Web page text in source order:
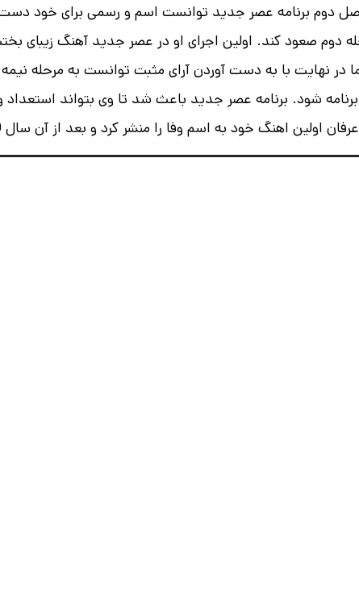
دوم برنامه عصر جدید توانست اسم و رسمی برای خود دست
دوم صعود کند. اولین اجرای او در عصر جدید آهنگ زیبای
در نهایت با به دست آوردن آرای مثبت توانست به مرحله نیمه
شود. برنامه عصر جدید باعث شد تا وی بتواند